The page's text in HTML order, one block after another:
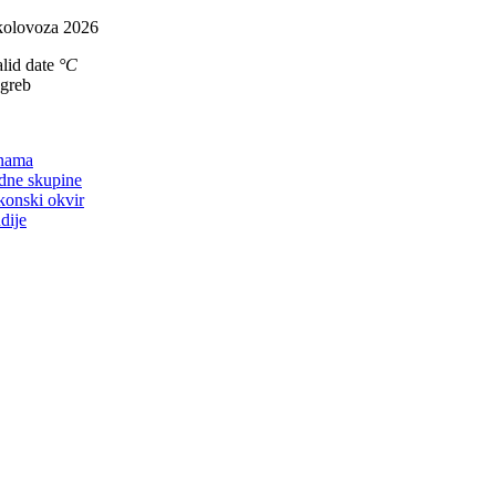
Skip
content
2026
date °C
skupine
okvir